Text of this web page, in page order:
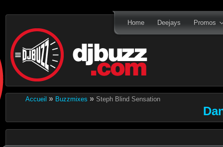
Home Deejays Promos
Accueil » Buzzmixes » Steph Blind Sensation